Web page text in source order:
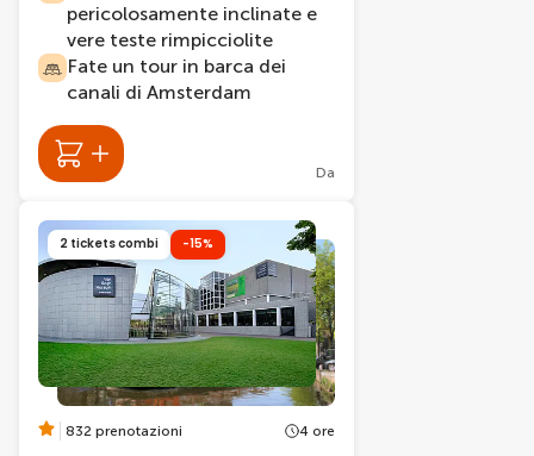
pericolosamente inclinate e
vere teste rimpicciolite
Fate un tour in barca dei
canali di Amsterdam
Da
2 tickets combi -15%
832 prenotazioni 4 ore